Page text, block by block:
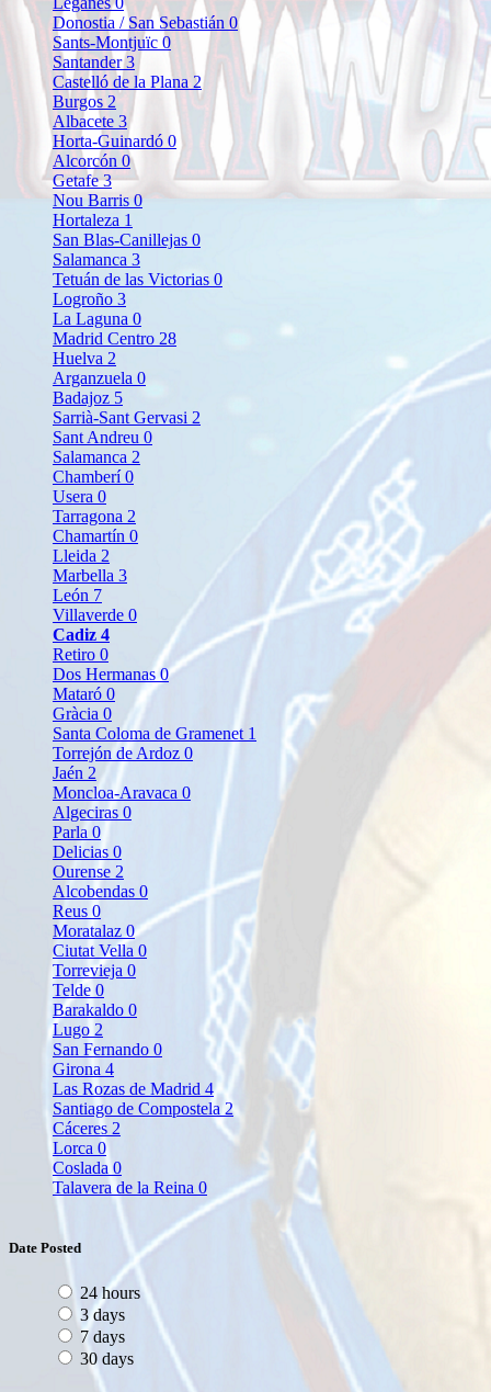
Donostia / San Sebastián 0
Sants-Montjuïc 0
Santander3
Castelló de la Plana2
Burgos 2
Albacete 3
Horta-Guinardó 0
Alcorcón 0
Getafe3
Nou Barris0
Hortaleza 1
San Blas-Canillejas 0
Salamanca 3
Tetuán de las Victorias 0
Logroño 3
La Laguna 0
Madrid Centro 28
Huelva 2
Arganzuela 0
Badajoz 5
Sarrià-Sant Gervasi 2
Sant Andreu 0
Salamanca 2
Chamberí0
Usera 0
Tarragona 2
Chamartín 0
Lleida 2
Marbella 3
León 7
Villaverde 0
Cadiz 4
Retiro 0
Dos Hermanas0
Mataró 0
Gràcia 0
Santa Coloma de Gramenet 1
Torrejón de Ardoz 0
Jaén 2
Moncloa-Aravaca 0
Algeciras 0
Parla 0
Delicias 0
Ourense 2
Alcobendas 0
Reus 0
Moratalaz 0
Ciutat Vella 0
Torrevieja 0
Telde 0
Barakaldo 0
Lugo 2
San Fernando 0
Girona 4
Las Rozas de Madrid 4
Santiago de Compostela2
Cáceres 2
Lorca 0
Coslada 0
Talavera de la Reina 0
Date Posted
24 hours
3 days
7 days
30 days